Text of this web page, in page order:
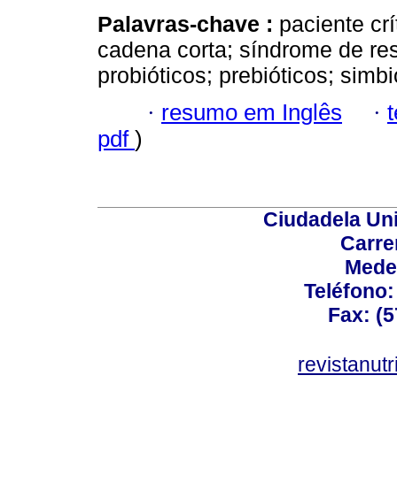
Palavras-chave : paciente
cadena corta; síndrome de
probióticos; prebióticos;
· resumo em Inglês ·
pdf )
Ciudadela
Fax: